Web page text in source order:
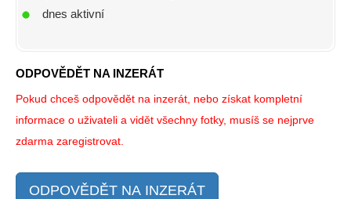
dnes aktivní
ODPOVĚDĚT NA INZERÁT
Pokud chceš odpovědět na inzerát, nebo získat kompletní
informace o uživateli a vidět všechny fotky, musíš se nejprve
zdarma zaregistrovat.
ODPOVĚDĚT NA INZERÁT